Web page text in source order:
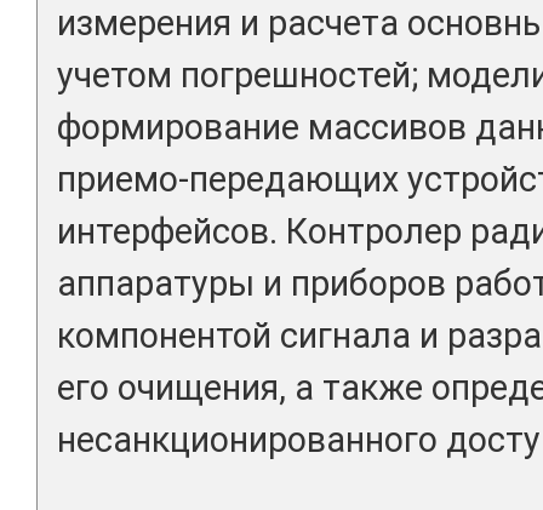
измерения и расчета
учетом погрешностей;
формирование массивов
приемо-передающих
интерфейсов. Контролер
аппаратуры и приборов
компонентой сигнала и
его очищения, а также
несанкционированного